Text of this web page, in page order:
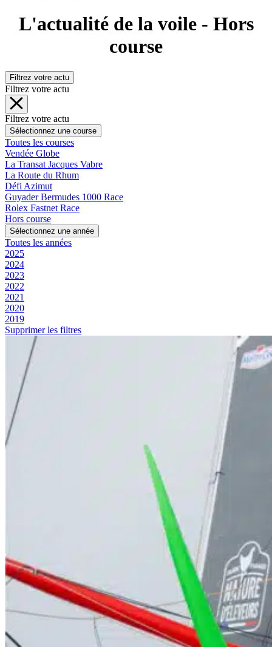
L'actualité de la voile - Hors
course
Filtrez votre actu
Filtrez votre actu
Filtrez votre actu
Sélectionnez une course
Toutes les courses
Vendée Globe
La Transat Jacques Vabre
La Route du Rhum
Défi Azimut
Guyader Bermudes 1000 Race
Rolex Fastnet Race
Hors course
Sélectionnez une année
Toutes les années
2025
2024
2023
2022
2021
2020
2019
Supprimer les filtres